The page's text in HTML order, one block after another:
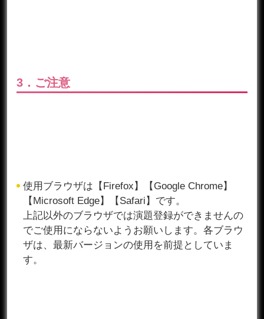
3．ご注意
使用ブラウザは【Firefox】【Google Chrome】
【Microsoft Edge】【Safari】です。
上記以外のブラウザでは演題登録ができませんの
でご使用にならないようお願いします。各ブラウ
ザは、最新バージョンの使用を前提としていま
す。